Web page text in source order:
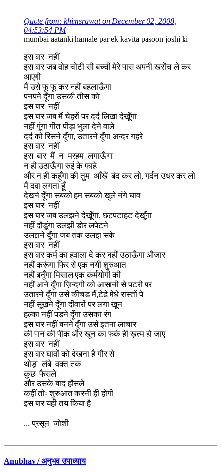
Quote from: khimsrawat on December 02, 2008,
04:53:54 PM
mumbai aatanki hamale par ek kavita pasoon joshi ki
इस बार नहीं
इस बार जब वोह चोटी सी बच्ची मेरे पास अपनी खरोंच ले कर
आएगी
मैं उसे फू फू कर नहीं बहलाऊँगा
पनपने दूँगा उसकी तीस को
इस बार नहीं
इस बार जब मैं चेहरों पर दर्द लिखा देखूँगा
नहीं गूंगा गीत पीड़ा भुला देने वाले
दर्द को रिसने दूँगा, उतारने दूँगा अन्दर गहरे
इस बार नहीं
इस बार मैं न मरहम लगाऊँगा
न ही उठाऊँगा रुई के फाहे
और न ही कहूँगा की तुम आँखें बंद कर लो, गर्दन उधर कर लो
मैं दवा लगता हूँ
देखने दूँगा सबको हम सबको खुले नंगे घाव
इस बार नहीं
इस बार जब उलझने देखूँगा, छटपटाहट देखूँगा
नहीं दौडूंगा उलझी डोर लपेटने
उलझने दूँगा जब तक उलझ सके
इस बार नहीं
इस बार कर्म का हवाला दे कर नहीं उठाऊँगा औजार
नहीं करूंगा फिर से एक नयी शुरुआत
नहीं बनूँगा मिसाल एक कर्मयोगी की
नहीं आने दूँगा ज़िन्दगी को आसानी से पटरी पर
उतारने दूँगा उसे कीचड मैं,टेढे मेधे रास्तों पे
नहीं सूखने दूँगा दीवारों पर लगा खून
हल्का नहीं पड़ने दूँगा उसका रंग
इस बार नहीं बनने दूँगा उसे इतना लाचार
की पान की पीक और खून का फर्क ही ख़त्म हो जाए
इस बार नहीं
इस बार घावों को देखना है गौर से
थोड़ा लंबे वक्त तक
कुछ फैसले
और उसके बाद हौसले
कहीं तोः शुरुआत करनी ही होगी
इस बार यही तय किया है
... प्रसून जोशी
Anubhav / अनुभव उपाध्याय